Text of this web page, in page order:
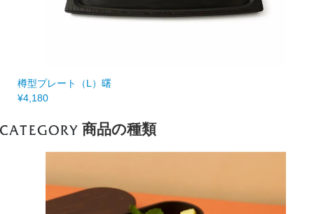
樽型プレート（L）曙
¥4,180
商品の種類